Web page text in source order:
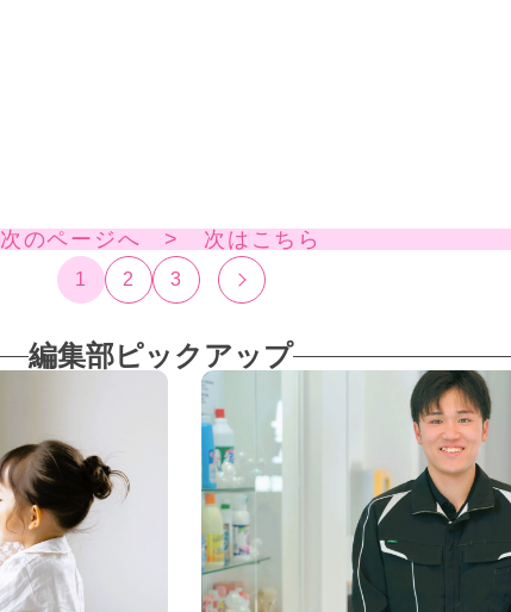
次のページへ > 次はこちら
1 2 3
編集部ピックアップ